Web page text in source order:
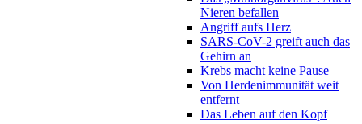
Nieren befallen
Angriff aufs Herz
SARS-CoV-2 greift auch das
Gehirn an
Krebs macht keine Pause
Von Herdenimmunität weit
entfernt
Das Leben auf den Kopf